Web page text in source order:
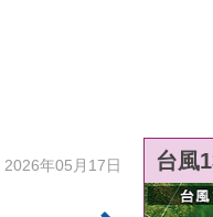
2026年05月17日 台風